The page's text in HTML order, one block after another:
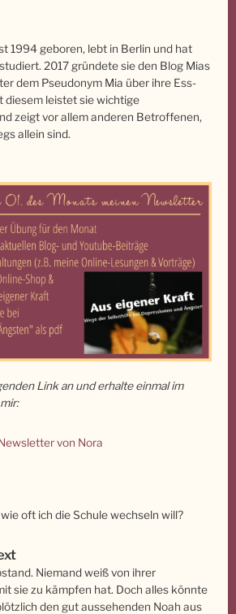
1994 geboren, lebt in Berlin und hat
2017 gründete sie den Blog Mias
dem Pseudonym Mia über ihre Ess-
diesem leistet sie wichtige
zeigt vor allem anderen Betroffenen,
allein sind.
Link an und erhalte einmal im
von Nora
oft ich die Schule wechseln will?
Niemand weiß von ihrer
sie zu kämpfen hat. Doch alles könnte
den gut aussehenden Noah aus